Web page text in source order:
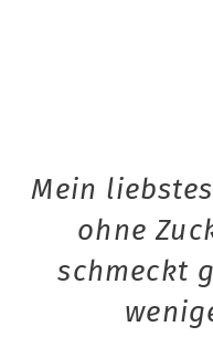
Mein
ohne
schmeckt